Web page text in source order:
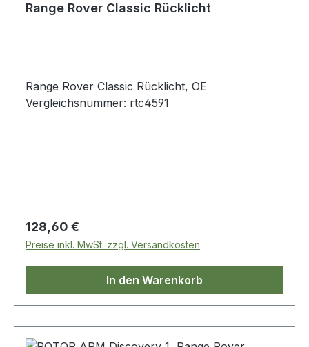
Range Rover Classic Rücklicht
Range Rover Classic Rücklicht, OE
Vergleichsnummer: rtc4591
Regulärer Preis:
128,60 €
Preise inkl. MwSt. zzgl. Versandkosten
In den Warenkorb